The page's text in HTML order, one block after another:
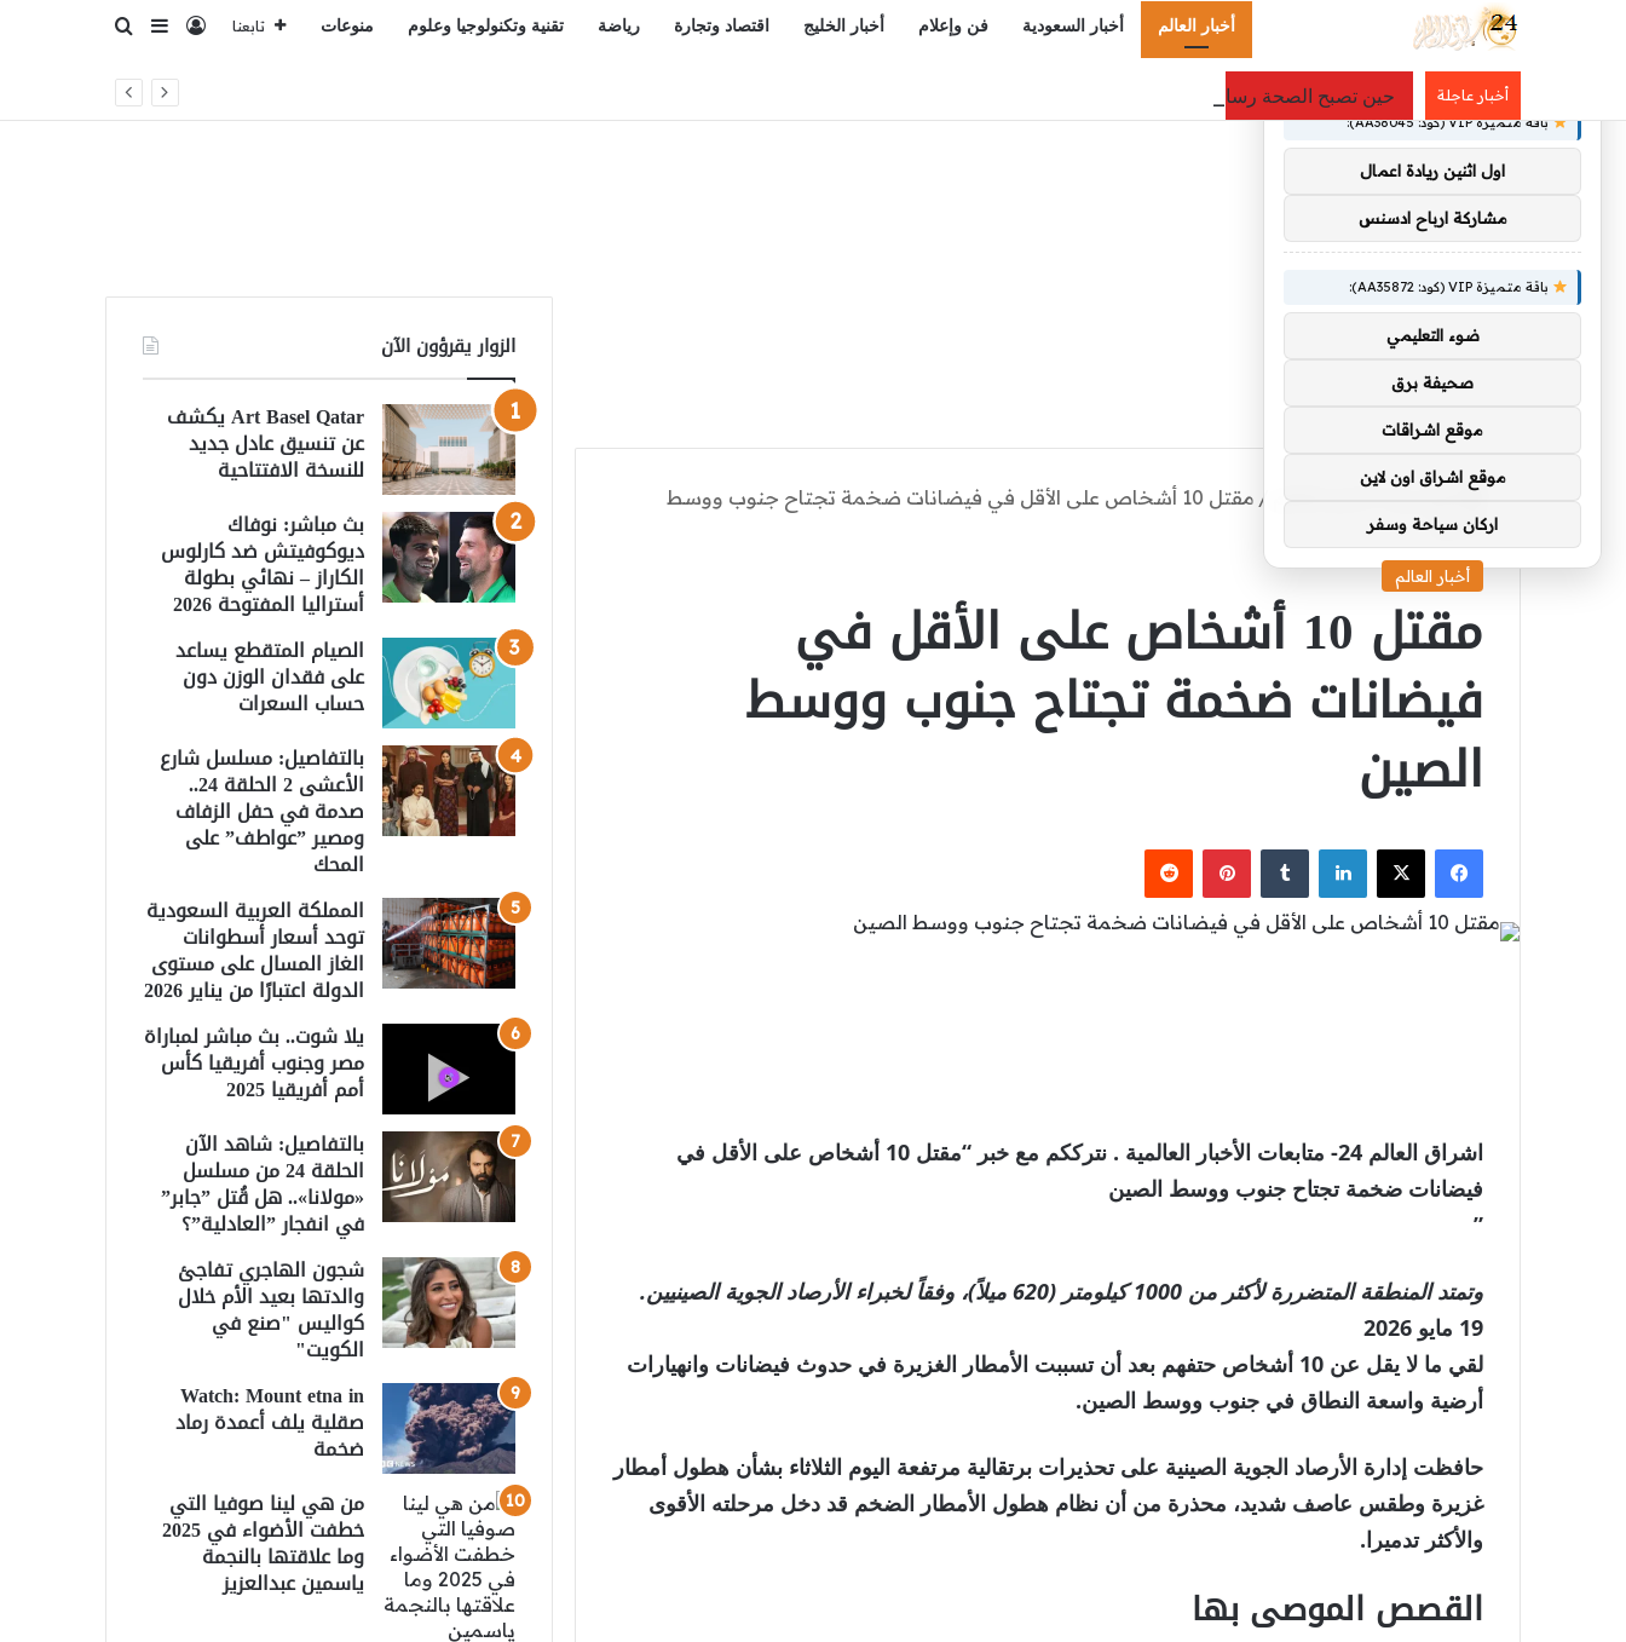
أخبار العالم أخبار السعودية فن وإعلام أخبار الخليج اقتصاد وتجارة رياضة تقنية وتكنولوجيا وعلوم منوعات تابعنا تسجيل الدخول
إضافة عمود
بحث عن
أخبار عاجلة حين تصبح الصحة رسالة تمنح الأمل
أخبار العالم /
مقتل 10 أشخاص على الأقل في فيضانات ضخمة تجتاح جنوب ووسط
الصين
أخبار العالم
مقتل 10 أشخاص على الأقل في
فيضانات ضخمة تجتاح جنوب ووسط
الصين
فيسبوك
‫X لينكدإن بينتيريست
اشراق العالم 24- متابعات الأخبار العالمية . نترككم مع خبر “مقتل 10 أشخاص على الأقل في
فيضانات ضخمة تجتاح جنوب ووسط الصين
”
وتمتد المنطقة المتضررة لأكثر من 1000 كيلومتر (620 ميلاً)، وفقاً لخبراء الأرصاد الجوية الصينيين.
نُشرت
في
19
2026
19 مايو 2026
لقي ما لا يقل عن 10 أشخاص حتفهم بعد أن تسببت الأمطار الغزيرة في حدوث فيضانات وانهيارات
أرضية واسعة النطاق في جنوب ووسط الصين.
حافظت إدارة الأرصاد الجوية الصينية على تحذيرات برتقالية مرتفعة اليوم الثلاثاء بشأن هطول أمطار
غزيرة وطقس عاصف شديد، محذرة من أن نظام هطول الأمطار الضخم قد دخل مرحلته الأقوى
والأكثر تدميرا.
القصص الموصى بها
الزوار يقرؤون الآن
Art Basel Qatar يكشف
عن تنسيق عادل جديد
للنسخة الافتتاحية
بث مباشر: نوفاك
ديوكوفيتش ضد كارلوس
الكاراز – نهائي بطولة
أستراليا المفتوحة 2026
الصيام المتقطع يساعد
على فقدان الوزن دون
حساب السعرات
بالتفاصيل: مسلسل شارع
الأعشى 2 الحلقة 24..
صدمة في حفل الزفاف
ومصير ”عواطف” على
المحك
المملكة العربية السعودية
توحد أسعار أسطوانات
الغاز المسال على مستوى
الدولة اعتبارًا من يناير 2026
يلا شوت.. بث مباشر لمباراة
مصر وجنوب أفريقيا كأس
أمم أفريقيا 2025
بالتفاصيل: شاهد الآن
الحلقة 24 من مسلسل
«مولانا».. هل قُتل ”جابر”
في انفجار ”العادلية”؟
شجون الهاجري تفاجئ
والدتها بعيد الأم خلال
كواليس "صنع في
الكويت"
Watch: Mount etna in
صقلية يلف أعمدة رماد
ضخمة
من هي لينا صوفيا التي
خطفت الأضواء في 2025
وما علاقتها بالنجمة
ياسمين عبدالعزيز
باقة متميزة VIP (كود: AA38045):
اول اثنين ريادة اعمال
مشاركة ارباح ادسنس
باقة متميزة VIP (كود: AA35872):
ضوء التعليمي
صحيفة برق
موقع اشراقات
موقع اشراق اون لاين
اركان سياحة وسفر